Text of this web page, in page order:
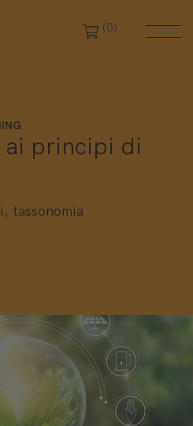
(0)
ai principi di
tassonomia